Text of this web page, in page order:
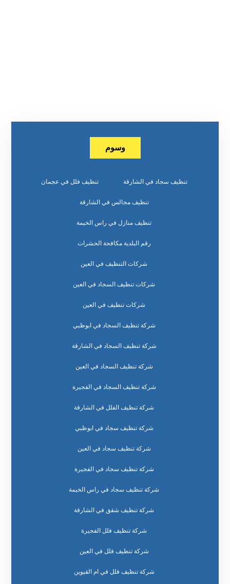
وسوم
تنظيف سجاد في الشارقة تنظيف فلل في عجمان
تنظيف مجالس في الشارقة
تنظيف منازل في راس الخيمة
رقم البلدية مكافحة الحشرات
شركات التنظيف في العين
شركات تنظيف السجاد في العين
شركات تنظيف في العين
شركة تنظيف السجاد في ابوظبي
شركة تنظيف السجاد في الشارقة
شركة تنظيف السجاد في العين
شركة تنظيف السجاد في الفجيرة
شركة تنظيف الفلل في الشارقة
شركة تنظيف سجاد في ابوظبي
شركة تنظيف سجاد في العين
شركة تنظيف سجاد في الفجيرة
شركة تنظيف سجاد في راس الخيمة
شركة تنظيف شقق في الشارقة
شركة تنظيف فلل الفجيرة
شركة تنظيف فلل في العين
شركة تنظيف فلل في ام القيوين